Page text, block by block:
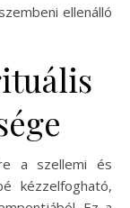
ellenálló
a szellemi és
kézzelfogható,